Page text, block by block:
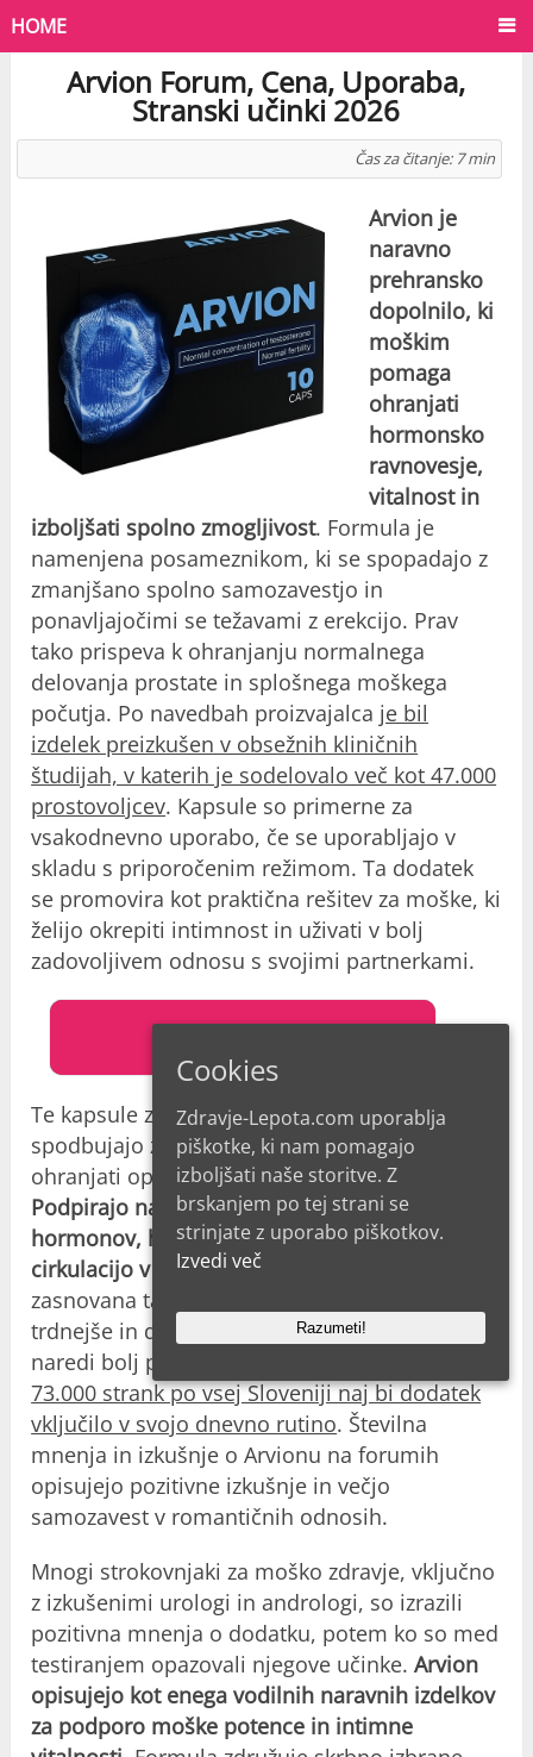
HOME
Arvion Forum, Cena, Uporaba,
Stranski učinki 2026
Čas za čitanje: 7 min
Arvion je
naravno
prehransko
dopolnilo, ki
moškim
pomaga
ohranjati
hormonsko
ravnovesje,
vitalnost in
izboljšati spolno zmogljivost. Formula je
namenjena posameznikom, ki se spopadajo z
zmanjšano spolno samozavestjo in
ponavljajočimi se težavami z erekcijo. Prav
tako prispeva k ohranjanju normalnega
delovanja prostate in splošnega moškega
počutja. Po navedbah proizvajalca je bil
izdelek preizkušen v obsežnih kliničnih
študijah, v katerih je sodelovalo več kot 47.000
prostovoljcev. Kapsule so primerne za
vsakodnevno uporabo, če se uporabljajo v
skladu s priporočenim režimom. Ta dodatek
se promovira kot praktična rešitev za moške, ki
želijo okrepiti intimnost in uživati v bolj
zadovoljivem odnosu s svojimi partnerkami.
Te kapsule za podporo moči delujejo tako, da
spodbujajo zdrav libido in pomagajo telesu
ohranjati optimalno reproduktivno funkcijo.
Podpirajo naravno proizvodnjo moških
hormonov, hkrati pa spodbujajo zdravo krvno
cirkulacijo v trenutkih vzburjenja
zasnovana tako, da moškim pomaga doseči
trdnejše in daljše erekcije, kar intimne izkušnje
naredi bolj prijetne za oba partnerja.
73.000 strank po vsej Sloveniji naj bi dodatek
vključilo v svojo dnevno rutino. Številna
mnenja in izkušnje o Arvionu na forumih
opisujejo pozitivne izkušnje in večjo
samozavest v romantičnih odnosih.
Mnogi strokovnjaki za moško zdravje, vključno
z izkušenimi urologi in andrologi, so izrazili
pozitivna mnenja o dodatku, potem ko so med
testiranjem opazovali njegove učinke.Arvion
opisujejo kot enega vodilnih naravnih izdelkov
za podporo moške potence in intimne
Cookies
Zdravje-Lepota.com uporablja
piškotke, ki nam pomagajo
izboljšati naše storitve. Z
brskanjem po tej strani se
strinjate z uporabo piškotkov.
Izvedi več
Razumeti!